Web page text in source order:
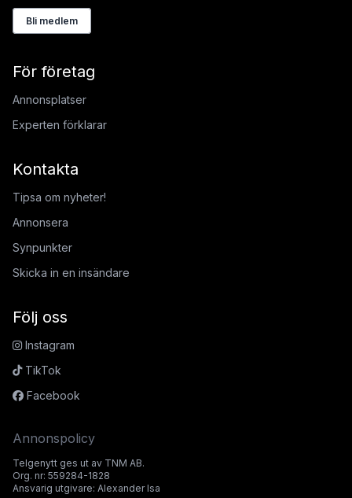
Bli medlem
För företag
Annonsplatser
Experten förklarar
Kontakta
Tipsa om nyheter!
Annonsera
Synpunkter
Skicka in en insändare
Följ oss
Instagram
TikTok
Facebook
Annonspolicy
Telgenytt ges ut av TNM AB.
Org. nr: 559284-1828
Ansvarig utgivare: Alexander Isa